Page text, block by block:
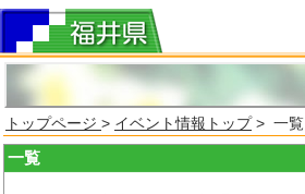
トップページ > イベント情報トップ> 一覧
一覧